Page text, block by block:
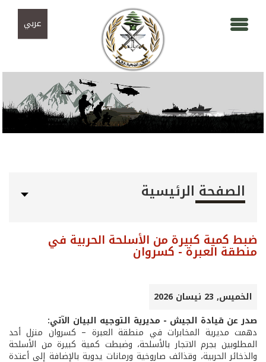
عربي
الصفحة الرئيسية
ضبط كمية كبيرة من الأسلحة الحربية في
منطقة العبرة - كسروان
الخميس, 23 نيسان 2026
صدر عن قيادة الجيش - مديرية التوجيه البيان الآتي:
دهمت مديرية المخابرات في منطقة العبرة – كسروان منزل أحد
المطلوبين بجرم الاتجار بالأسلحة، وضبطت كمية كبيرة من الأسلحة
والذخائر الحربية، وقذائف صاروخية ورمانات يدوية بالإضافة إلى أعتدة